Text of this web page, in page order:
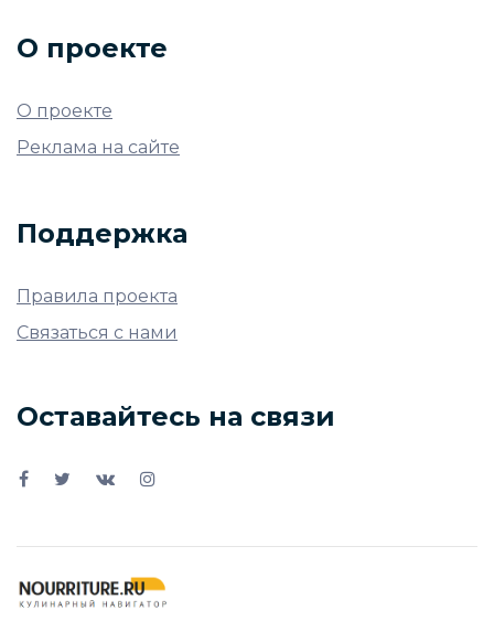
О проекте
О проекте
Реклама на сайте
Поддержка
Правила проекта
Связаться с нами
Оставайтесь на связи